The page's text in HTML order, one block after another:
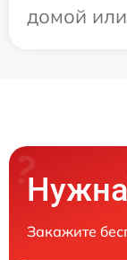
домой
Закажите